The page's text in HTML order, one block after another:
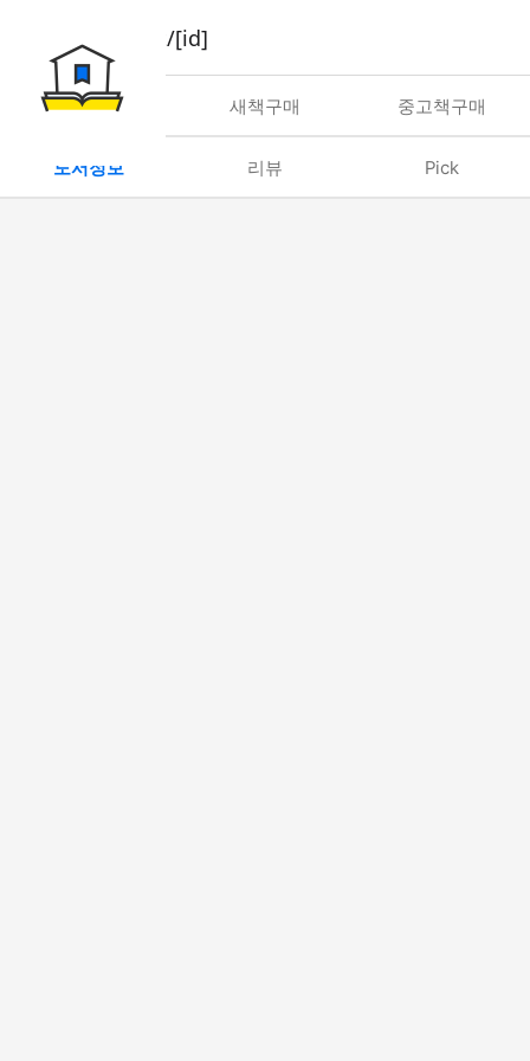
book/rent/[id]
대여 새책구매 중고책구매
도서정보 리뷰 Pick